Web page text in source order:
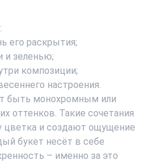
его раскрытия;
и зеленью;
композиции;
настроения.
быть монохромным или
оттенков. Такие сочетания
цветка и создают ощущение
букет несёт в себе
– именно за это